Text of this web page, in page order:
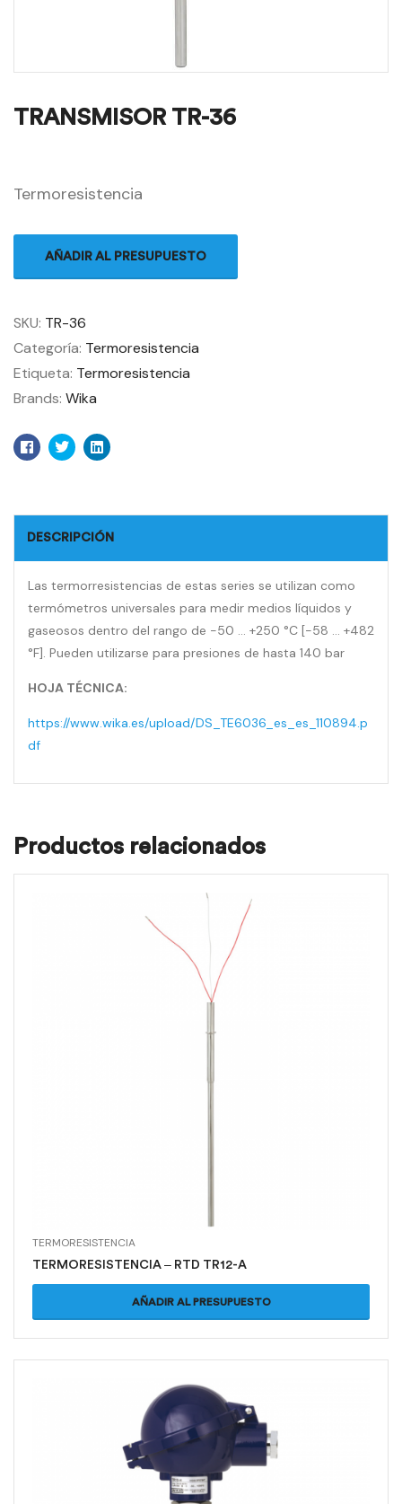
TRANSMISOR TR-36
Termoresistencia
AÑADIR AL PRESUPUESTO
SKU: TR-36
Categoría: Termoresistencia
Etiqueta: Termoresistencia
Brands: Wika
Facebook
TwitterLinkedin
DESCRIPCIÓN
Las termorresistencias de estas series se utilizan como
termómetros universales para medir medios líquidos y
gaseosos dentro del rango de -50 … +250 °C [-58 … +482
°F]. Pueden utilizarse para presiones de hasta 140 bar
HOJA TÉCNICA:
https://www.wika.es/upload/DS_TE6036_es_es_110894.p
df
Productos relacionados
TERMORESISTENCIA
TERMORESISTENCIA – RTD TR12-A
AÑADIR AL PRESUPUESTO